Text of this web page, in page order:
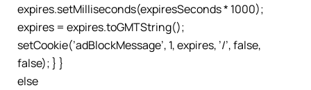
expires.setMilliseconds(expiresSeconds * 1000);
expires = expires.toGMTString();
setCookie(’adBlockMessage’, 1, expires, ’/’, false,
false); } }
else